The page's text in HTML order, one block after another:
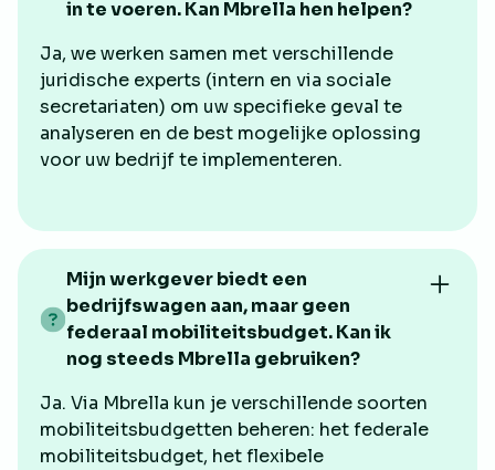
in te voeren. Kan Mbrella hen helpen?
Ja, we werken samen met verschillende
juridische experts (intern en via sociale
secretariaten) om uw specifieke geval te
analyseren en de best mogelijke oplossing
voor uw bedrijf te implementeren.
Mijn werkgever biedt een
bedrijfswagen aan, maar geen
federaal mobiliteitsbudget. Kan ik
nog steeds Mbrella gebruiken?
Ja. Via Mbrella kun je verschillende soorten
mobiliteitsbudgetten beheren: het federale
mobiliteitsbudget, het flexibele